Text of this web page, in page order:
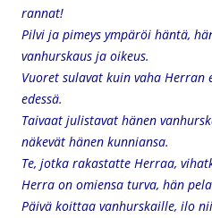
rannat!
Pilvi ja pimeys ympäröi häntä,
vanhurskaus ja oikeus.
Vuoret sulavat kuin vaha
edessä.
Taivaat julistavat hänen
näkevät hänen kunniansa.
Te, jotka rakastatte Herraa,
Herra on omiensa turva, hän
Päivä koittaa vanhurskaille, ilo